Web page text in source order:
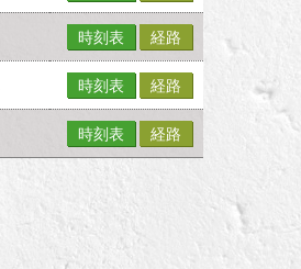
時刻表 経路
時刻表 経路
時刻表 経路